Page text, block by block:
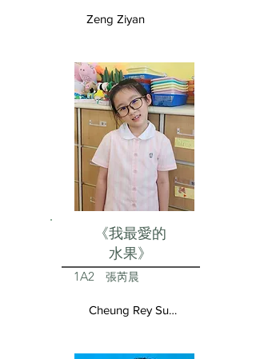
Zeng Ziyan
《我最愛的
水果》
1A2 張芮晨
Cheung Rey Sun Vivienne